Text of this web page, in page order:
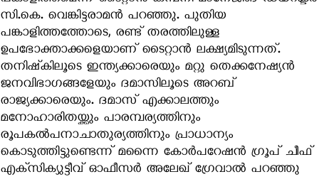
സി.കെ. വെങ്കിട്ടരാമന്‍ പറഞ്ഞു. പുതിയ
പങ്കാളിത്തത്തോടെ, രണ്ട് തരത്തിലുള്ള
ഉപഭോക്താക്കളെയാണ് ടൈറ്റാന്‍ ലക്ഷ്യമിടുന്നത്.
തനിഷ്‌കിലൂടെ ഇന്ത്യക്കാരെയും മറ്റു തെക്കനേഷ്യന്‍
ജനവിഭാഗങ്ങളേയും ദമാസിലൂടെ അറബ്
രാജ്യക്കാരെയും. ദമാസ് എക്കാലത്തും
മനോഹാരിതയ്ക്കും പാരമ്പര്യത്തിനും
രൂപകല്‍പനാചാതുര്യത്തിനും പ്രാധാന്യം
കൊടുത്തിട്ടുണ്ടെന്ന് മന്നൈ കോര്‍പറേഷന്‍ ഗ്രൂപ് ചീഫ്
എക്‌സിക്യുട്ടീവ് ഓഫീസര്‍ അലേഖ് ഗ്രേവാല്‍ പറഞ്ഞു